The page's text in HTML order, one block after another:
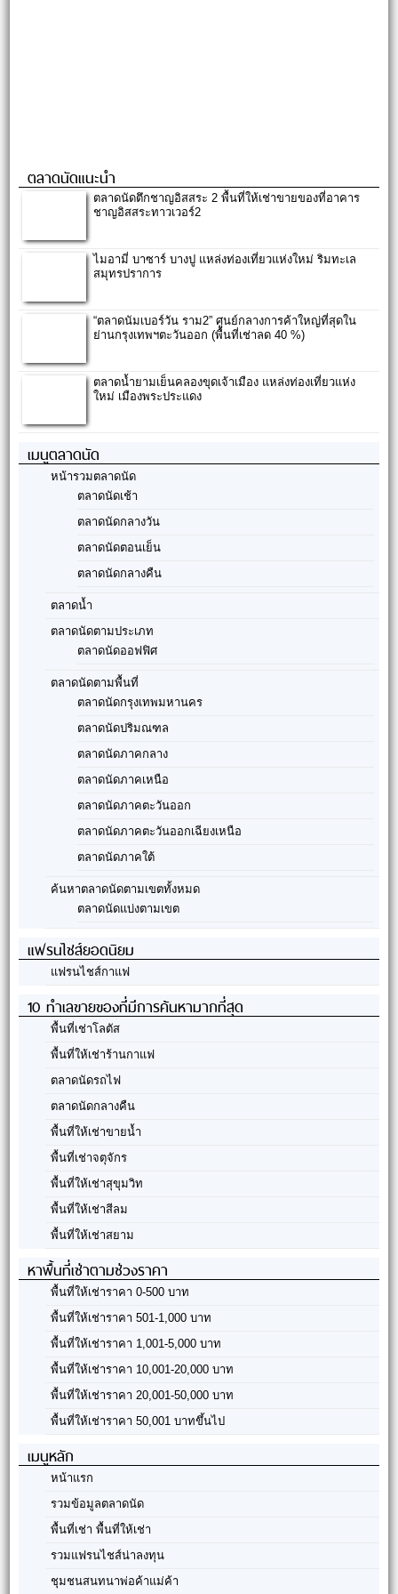
ตลาดนัดแนะนำ
ตลาดนัดตึกชาญอิสสระ 2 พื้นที่ให้เช่าขายของที่อาคาร
ชาญอิสสระทาวเวอร์2
ไมอามี่ บาซาร์ บางปู แหล่งท่องเที่ยวแห่งใหม่ ริมทะเล
สมุทรปราการ
“ตลาดนัมเบอร์วัน ราม2” ศูนย์กลางการค้าใหญ่ที่สุดใน
ย่านกรุงเทพฯตะวันออก (พื้นที่เช่าลด 40 %)
ตลาดน้ำยามเย็นคลองขุดเจ้าเมือง แหล่งท่องเที่ยวแห่ง
ใหม่ เมืองพระประแดง
เมนูตลาดนัด
หน้ารวมตลาดนัด
ตลาดนัดเช้า
ตลาดนัดกลางวัน
ตลาดนัดตอนเย็น
ตลาดนัดกลางคืน
ตลาดน้ำ
ตลาดนัดตามประเภท
ตลาดนัดออฟฟิศ
ตลาดนัดตามพื้นที่
ตลาดนัดกรุงเทพมหานคร
ตลาดนัดปริมณฑล
ตลาดนัดภาคกลาง
ตลาดนัดภาคเหนือ
ตลาดนัดภาคตะวันออก
ตลาดนัดภาคตะวันออกเฉียงเหนือ
ตลาดนัดภาคใต้
ค้นหาตลาดนัดตามเขตทั้งหมด
ตลาดนัดแบ่งตามเขต
แฟรนไชส์ยอดนิยม
แฟรนไชส์กาแฟ
10 ทำเลขายของที่มีการค้นหามากที่สุด
พื้นที่เช่าโลตัส
พื้นที่ให้เช่าร้านกาแฟ
ตลาดนัดรถไฟ
ตลาดนัดกลางคืน
พื้นที่ให้เช่าขายน้ำ
พื้นที่เช่าจตุจักร
พื้นที่ให้เช่าสุขุมวิท
พื้นที่ให้เช่าสีลม
พื้นที่ให้เช่าสยาม
หาพื้นที่เช่าตามช่วงราคา
พื้นที่ให้เช่าราคา 0-500 บาท
พื้นที่ให้เช่าราคา 501-1,000 บาท
พื้นที่ให้เช่าราคา 1,001-5,000 บาท
พื้นที่ให้เช่าราคา 10,001-20,000 บาท
พื้นที่ให้เช่าราคา 20,001-50,000 บาท
พื้นที่ให้เช่าราคา 50,001 บาทขึ้นไป
เมนูหลัก
หน้าแรก
รวมข้อมูลตลาดนัด
พื้นที่เช่า พื้นที่ให้เช่า
รวมแฟรนไชส์น่าลงทุน
ชุมชนสนทนาพ่อค้าแม่ค้า